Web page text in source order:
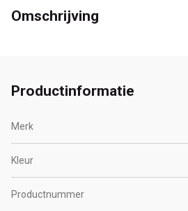
Omschrijving
Productinformatie
Merk
Kleur
Productnummer